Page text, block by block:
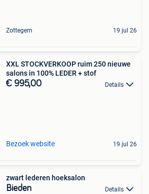
Zottegem 19 jul 26
XXL STOCKVERKOOP ruim 250 nieuwe
salons in 100% LEDER + stof
€ 995,00 Details
Bezoek website 19 jul 26
zwart lederen hoeksalon
Bieden Details